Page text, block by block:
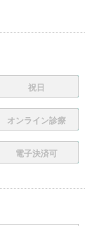
祝日
オンライン診療
電子決済可